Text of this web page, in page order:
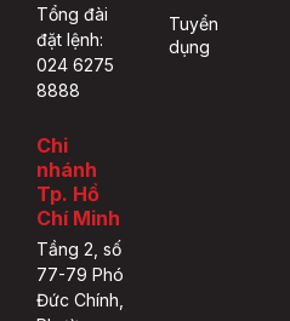
Tổng đài
đặt lệnh:
024 6275
8888
Chi
nhánh
Tp. Hồ
Chí Minh
Tầng 2, số
77-79 Phó
Đức Chính,
Tuyển
dụng